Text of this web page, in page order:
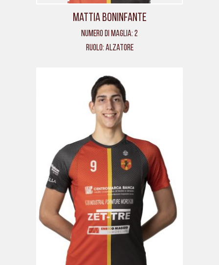
Mattia Boninfante
Numero di maglia: 2
Ruolo: Alzatore